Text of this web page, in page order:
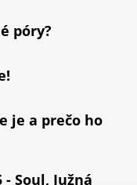
póry?
je a prečo ho
- Soul, Južná